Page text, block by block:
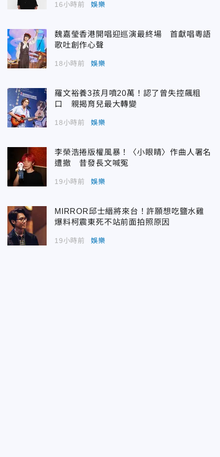
16小時前 娛樂
魏嘉瑩香港開唱迎巡演最終場 首獻唱粵語
歌吐創作心聲
18小時前 娛樂
羅文裕養3孩月噴20萬！認了曾失控飆粗
口 親揭育兒最大轉變
18小時前 娛樂
李榮浩捲版權風暴！〈小眼睛〉作曲人署名
遭撤 昔發長文喊冤
19小時前 娛樂
MIRROR邱士縉將來台！許願想吃鹽水雞
爆料柯震東死不站前面拍照原因
19小時前 娛樂